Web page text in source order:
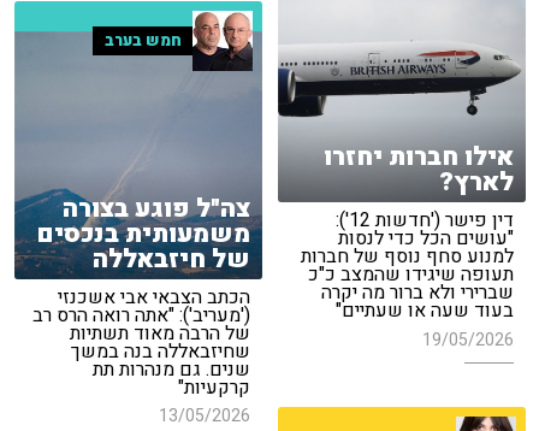
אילו חברות יחזרו
לארץ?
דין פישר ('חדשות 12'):
"עושים הכל כדי לנסות
למנוע סחף נוסף של חברות
תעופה שיגידו שהמצב כ"כ
שברירי ולא ברור מה יקרה
בעוד שעה או שעתיים"
19/05/2026
חמש בערב
צה"ל פוגע בצורה
משמעותית בנכסים
של חיזבאללה
הכתב הצבאי אבי אשכנזי
('מעריב'): "אתה רואה הרס רב
של הרבה מאוד תשתיות
שחיזבאללה בנה במשך
שנים. גם מנהרות תת
קרקעיות"
13/05/2026